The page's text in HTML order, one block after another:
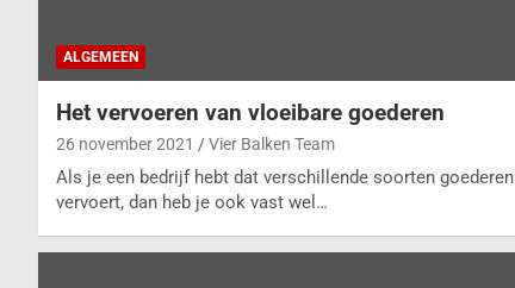
ALGEMEEN
Het vervoeren van vloeibare goederen
26 november 2021 Vier Balken Team
Als je een bedrijf hebt dat verschillende soorten goederen
vervoert, dan heb je ook vast wel…